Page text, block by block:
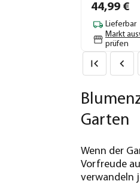
44,99 €
Lieferbar
Markt
prüfen
Garten
Wenn der
Vorfreude
verwandeln